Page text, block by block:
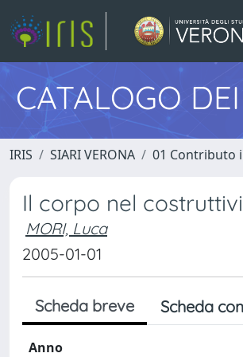
CATALOGO
IRIS SIARI VERONA 01 Contributo
Il corpo nel
MORI, Luca
2005-01-01
Scheda breve Scheda
Anno